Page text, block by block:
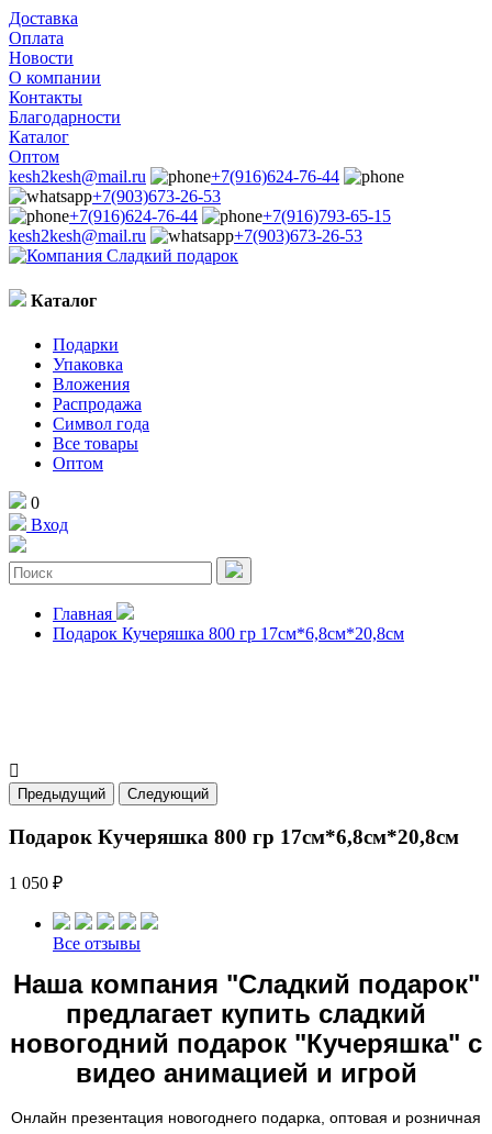
Доставка
Оплата
Новости
О компании
Контакты
Благодарности
Каталог
Оптом
kesh2kesh@mail.ru
+7(916)624-76-44
+7(903)673-26-53
+7(916)624-76-44
+7(916)793-65-15
kesh2kesh@mail.ru
+7(903)673-26-53
Каталог
Подарки
Упаковка
Вложения
Распродажа
Символ года
Все товары
Оптом
0
Вход
Главная
Подарок Кучеряшка 800 гр 17см*6,8см*20,8см

Предыдущий Следующий
Подарок Кучеряшка 800 гр 17см*6,8см*20,8см
1 050 ₽
Все отзывы
Наша компания "Сладкий подарок"
предлагает купить сладкий
новогодний подарок "Кучеряшка" с
видео анимацией и игрой
Онлайн презентация новогоднего подарка, оптовая и розничная